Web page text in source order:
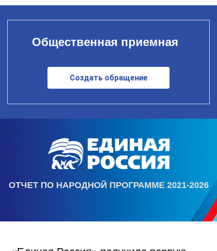
Общественная приемная
Создать обращение
ОТЧЕТ ПО НАРОДНОЙ ПРОГРАММЕ 2021-2026